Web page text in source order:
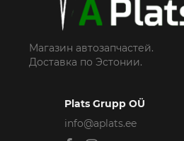
Магазин автозапчастей.
Доставка по Эстонии.
Plats Grupp OÜ
info@aplats.ee